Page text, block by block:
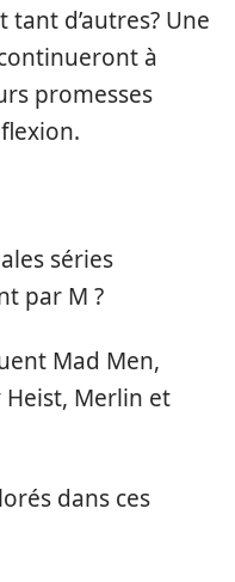
tant d’autres? Une
à
promesses
séries
par M ?
Mad Men,
Merlin et
dans ces